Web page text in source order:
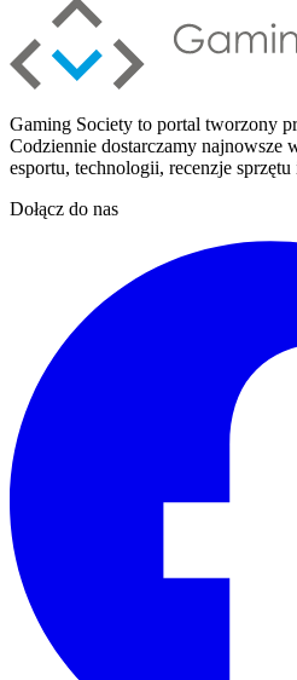
Gaming Society to portal tworzony
Codziennie dostarczamy najnowsze
esportu, technologii, recenzje
Dołącz do nas